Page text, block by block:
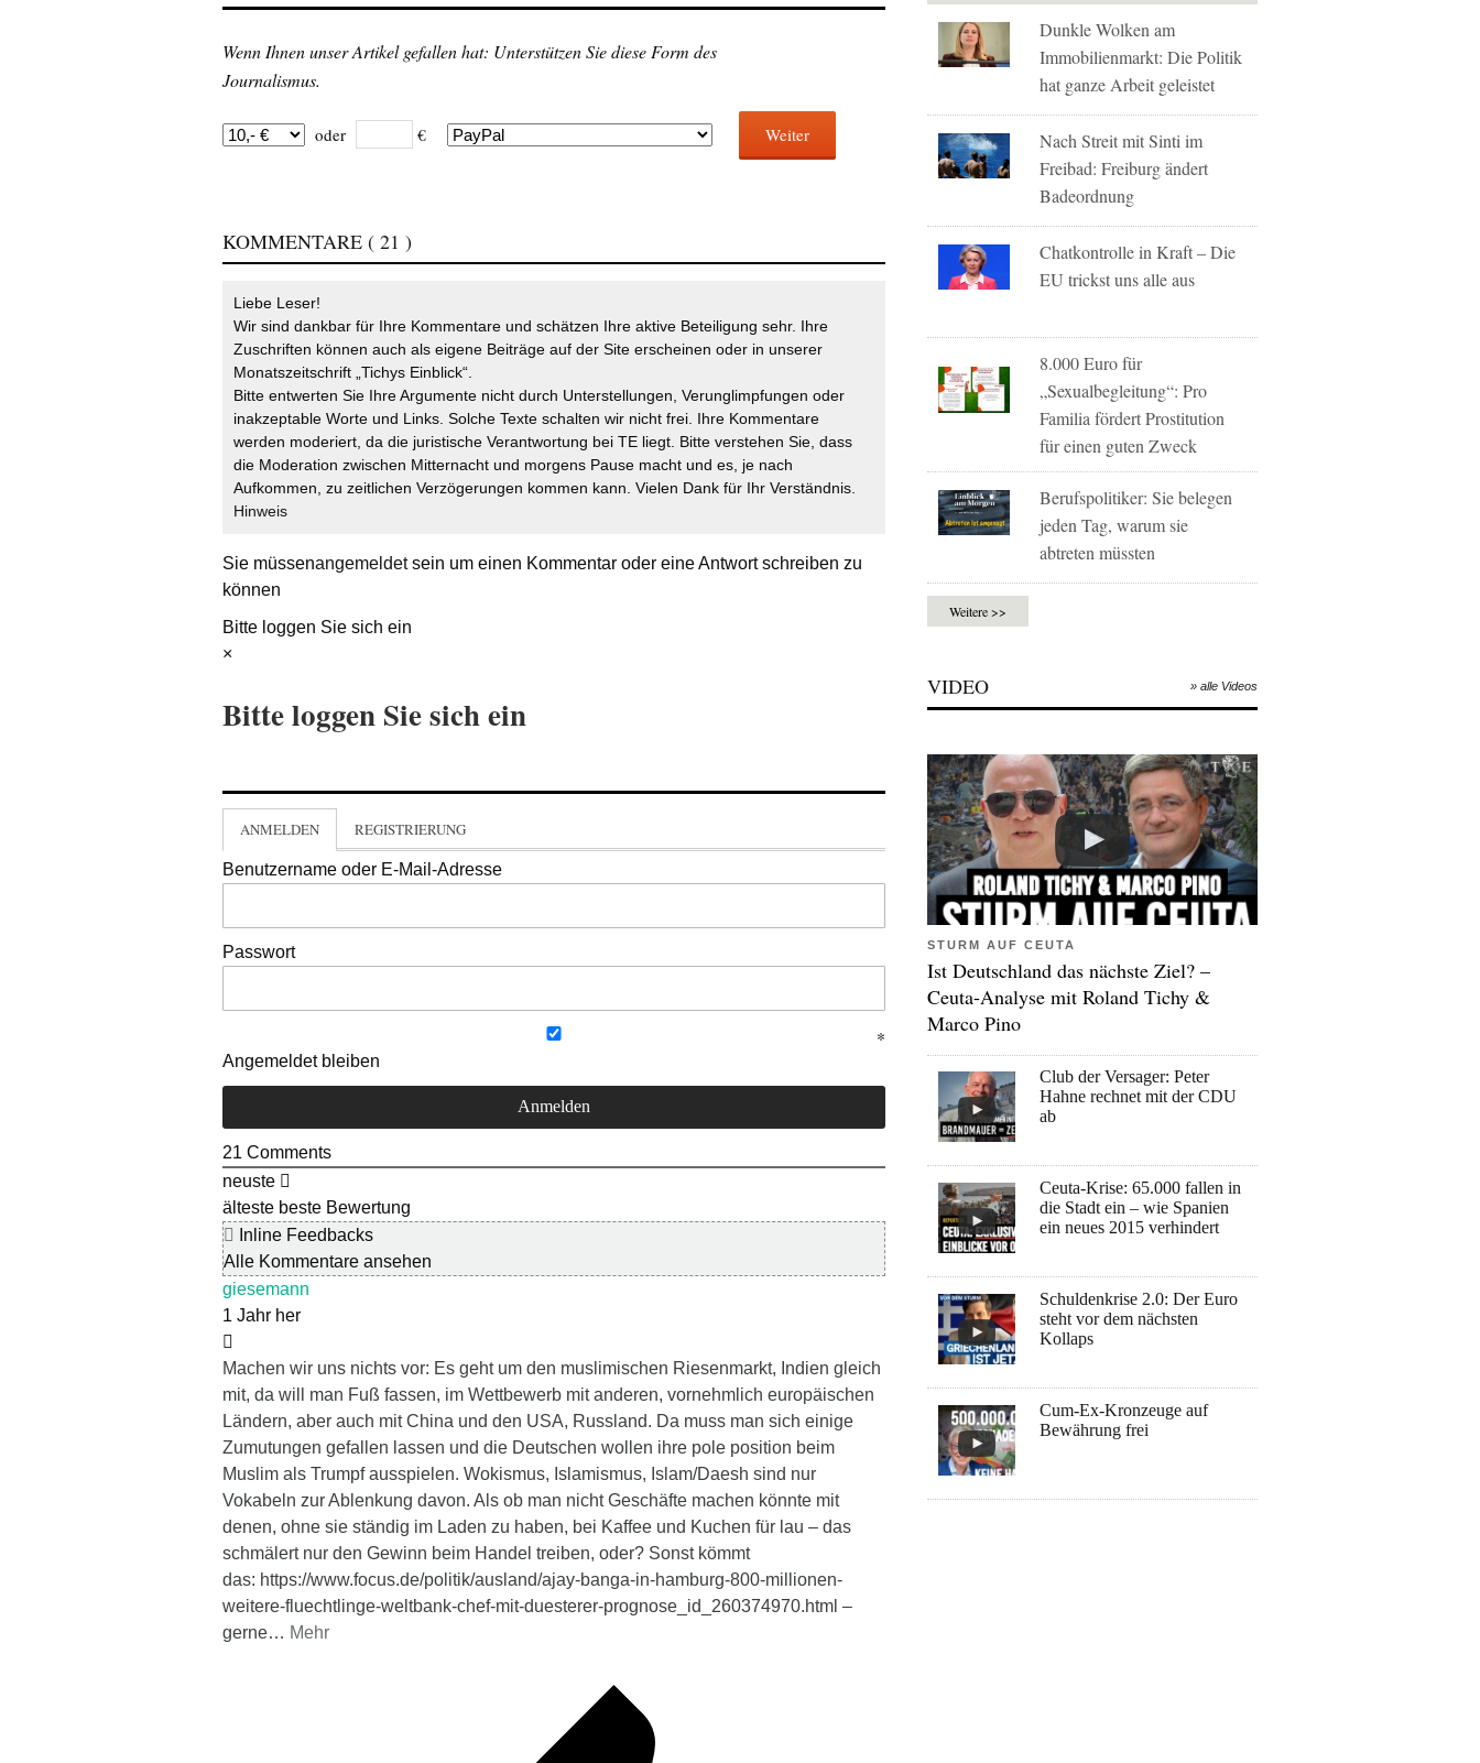
Wenn Ihnen unser Artikel gefallen hat: Unterstützen Sie diese Form des
Journalismus.
oder € Weiter
KOMMENTARE ( 21 )
Liebe Leser!
Wir sind dankbar für Ihre Kommentare und schätzen Ihre aktive Beteiligung sehr. Ihre
Zuschriften können auch als eigene Beiträge auf der Site erscheinen oder in unserer
Monatszeitschrift „Tichys Einblick“.
Bitte entwerten Sie Ihre Argumente nicht durch Unterstellungen, Verunglimpfungen oder
inakzeptable Worte und Links. Solche Texte schalten wir nicht frei. Ihre Kommentare
werden moderiert, da die juristische Verantwortung bei TE liegt. Bitte verstehen Sie, dass
die Moderation zwischen Mitternacht und morgens Pause macht und es, je nach
Aufkommen, zu zeitlichen Verzögerungen kommen kann. Vielen Dank für Ihr Verständnis.
Hinweis
Sie müssenangemeldetsein um einen Kommentar oder eine Antwort schreiben zu
können
Bitte loggen Sie sich ein
×
Bitte loggen Sie sich ein
ANMELDEN REGISTRIERUNG
Benutzername oder E-Mail-Adresse
Passwort
Angemeldet bleiben
21 Comments
neuste
älteste beste Bewertung
Inline Feedbacks
Alle Kommentare ansehen
giesemann
1 Jahr her
Machen wir uns nichts vor: Es geht um den muslimischen Riesenmarkt, Indien gleich
mit, da will man Fuß fassen, im Wettbewerb mit anderen, vornehmlich europäischen
Ländern, aber auch mit China und den USA, Russland. Da muss man sich einige
Zumutungen gefallen lassen und die Deutschen wollen ihre pole position beim
Muslim als Trumpf ausspielen. Wokismus, Islamismus, Islam/Daesh sind nur
Vokabeln zur Ablenkung davon. Als ob man nicht Geschäfte machen könnte mit
denen, ohne sie ständig im Laden zu haben, bei Kaffee und Kuchen für lau – das
schmälert nur den Gewinn beim Handel treiben, oder? Sonst kömmt
das: https://www.focus.de/politik/ausland/ajay-banga-in-hamburg-800-millionen-
weitere-fluechtlinge-weltbank-chef-mit-duesterer-prognose_id_260374970.html –
gerne… Mehr
Dunkle Wolken am
Immobilienmarkt: Die Politik
hat ganze Arbeit geleistet
Nach Streit mit Sinti im
Freibad: Freiburg ändert
Badeordnung
Chatkontrolle in Kraft – Die
EU trickst uns alle aus
8.000 Euro für
„Sexualbegleitung“: Pro
Familia fördert Prostitution
für einen guten Zweck
Berufspolitiker: Sie belegen
jeden Tag, warum sie
abtreten müssten
Weitere >>
VIDEO » alle Videos
STURM AUF CEUTA
Ist Deutschland das nächste Ziel? –
Ceuta-Analyse mit Roland Tichy &
Marco Pino
Club der Versager: Peter
Hahne rechnet mit der CDU
ab
Ceuta-Krise: 65.000 fallen in
die Stadt ein – wie Spanien
ein neues 2015 verhindert
Schuldenkrise 2.0: Der Euro
steht vor dem nächsten
Kollaps
Cum-Ex-Kronzeuge auf
Bewährung frei